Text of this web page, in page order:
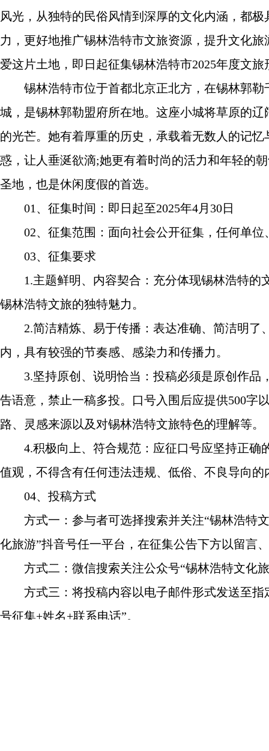
风光，从独特的民俗风情到深厚的文化内涵，都
力，更好地推广锡林浩特市文旅资源，提升文化
爱这片土地，即日起征集锡林浩特市2025年度文
锡林浩特市位于首都北京正北方，在锡林郭勒
城，是锡林郭勒盟府所在地。这座小城将草原的
的光芒。她有着厚重的历史，承载着无数人的记
惑，让人垂涎欲滴;她更有着时尚的活力和年轻的
圣地，也是休闲度假的首选。
01、征集时间：即日起至2025年4月30日
02、征集范围：面向社会公开征集，任何单位
03、征集要求
1.主题鲜明、内容契合：充分体现锡林浩特的
锡林浩特文旅的独特魅力。
2.简洁精炼、易于传播：表达准确、简洁明了
内，具有较强的节奏感、感染力和传播力。
3.坚持原创、说明恰当：投稿必须是原创作品
告语意，禁止一稿多投。口号入围后应提供500字
路、灵感来源以及对锡林浩特文旅特色的理解等。
4.积极向上、符合规范：应征口号应坚持正确
值观，不得含有任何违法违规、低俗、不良导向的
04、投稿方式
方式一：参与者可选择搜索并关注“锡林浩特文
化旅游”抖音号任一平台，在征集公告下方以留言
方式二：微信搜索关注公众号“锡林浩特文化旅
方式三：将投稿内容以电子邮件形式发送至指
号征集+姓名+联系电话”。